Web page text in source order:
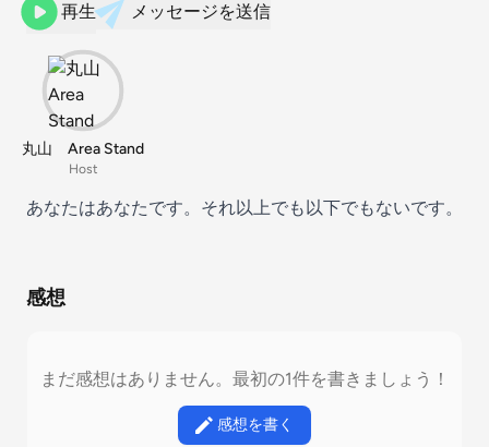
再生 メッセージを送信
丸山 Area Stand
Host
あなたはあなたです。それ以上でも以下でもないです。
感想
まだ感想はありません。最初の1件を書きましょう！
感想を書く